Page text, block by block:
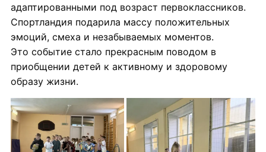
адаптированными под возраст первоклассников.
Спортландия подарила массу положительных
эмоций, смеха и незабываемых моментов.
Это событие стало прекрасным поводом в
приобщении детей к активному и здоровому
образу жизни.